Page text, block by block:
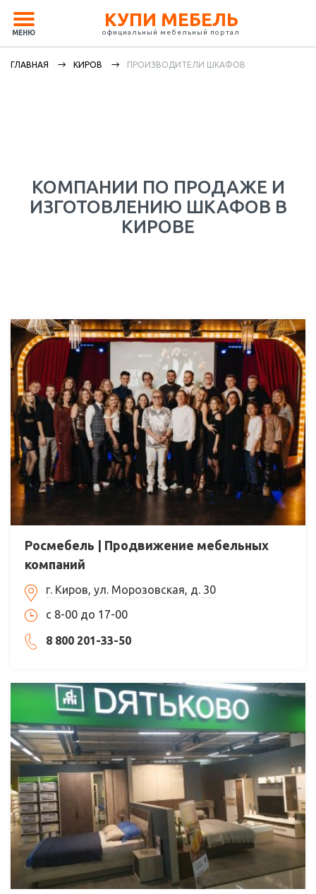
МЕНЮ
КУПИ МЕБЕЛЬ
официальный мебельный портал
ГЛАВНАЯ КИРОВ ПРОИЗВОДИТЕЛИ ШКАФОВ
КОМПАНИИ ПО ПРОДАЖЕ И
ИЗГОТОВЛЕНИЮ ШКАФОВ В
КИРОВЕ
Росмебель | Продвижение мебельных
компаний
г. Киров, ул. Морозовская, д. 30
с 8-00 до 17-00
8 800 201-33-50